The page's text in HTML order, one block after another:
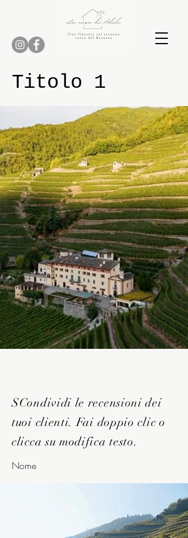
Titolo 1
SCondividi le recensioni dei
tuoi clienti. Fai doppio clic o
clicca su modifica testo.
Nome